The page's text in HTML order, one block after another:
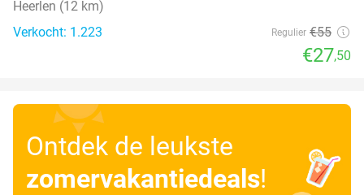
Heerlen (12 km)
Verkocht: 1.223
Regulier €55
€27,50
Ontdek de leukste
zomervakantiedeals!